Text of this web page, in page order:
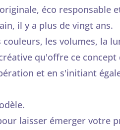
éco responsable
il y a plus de vingt ans.
les volumes, la
qu'offre ce concept
et en s'initiant
laisser émerger votre